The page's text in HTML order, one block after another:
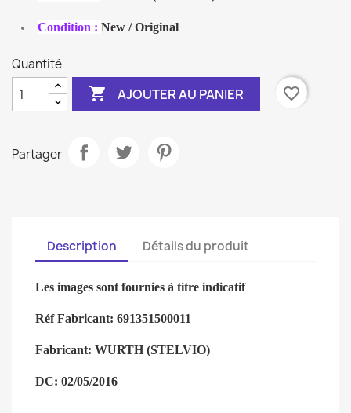
Condition : New / Original
Quantité
 AJOUTER AU PANIER favorite_border
Partager
Description Détails du produit
Les images sont fournies à titre indicatif
Réf Fabricant: 691351500011
Fabricant: WURTH (STELVIO)
DC: 02/05/2016